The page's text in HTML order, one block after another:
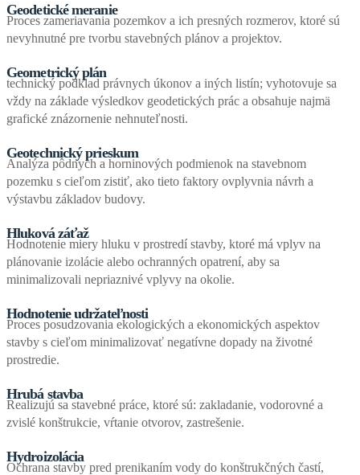
Geodetické meranie
Proces zameriavania pozemkov a ich presných rozmerov, ktoré sú
nevyhnutné pre tvorbu stavebných plánov a projektov.
Geometrický plán
technický podklad právnych úkonov a iných listín; vyhotovuje sa
vždy na základe výsledkov geodetických prác a obsahuje najmä
grafické znázornenie nehnuteľnosti.
Geotechnický prieskum
Analýza pôdnych a horninových podmienok na stavebnom
pozemku s cieľom zistiť, ako tieto faktory ovplyvnia návrh a
výstavbu základov budovy.
Hluková záťaž
Hodnotenie miery hluku v prostredí stavby, ktoré má vplyv na
plánovanie izolácie alebo ochranných opatrení, aby sa
minimalizovali nepriaznivé vplyvy na okolie.
Hodnotenie udržateľnosti
Proces posudzovania ekologických a ekonomických aspektov
stavby s cieľom minimalizovať negatívne dopady na životné
prostredie.
Hrubá stavba
Realizujú sa stavebné práce, ktoré sú: zakladanie, vodorovné a
zvislé konštrukcie, vŕtanie otvorov, zastrešenie.
Hydroizolácia
Ochrana stavby pred prenikaním vody do konštrukčných častí,